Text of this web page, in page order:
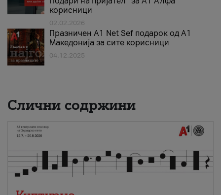
корисници
02.02.2026
Празничен A1 Net Sеf подарок од А1
Македонија за сите корисници
04.12.2025
Слични содржини